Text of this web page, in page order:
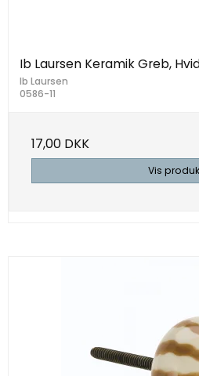
Ib Laursen Keramik Greb,
Ib Laursen
0586-11
17,00 DKK
Vis